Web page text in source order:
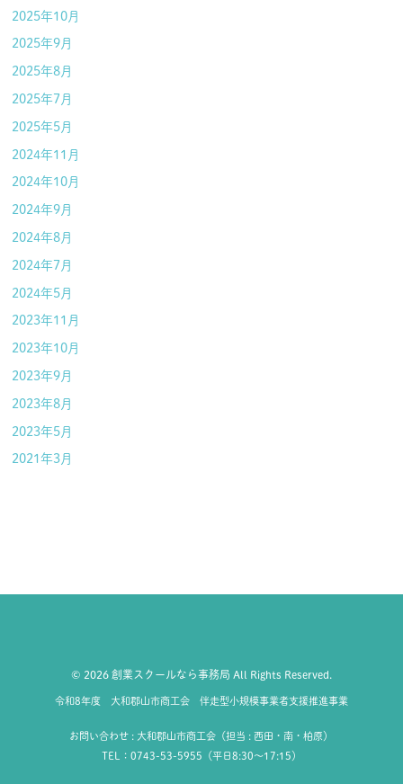
2025年10月
2025年9月
2025年8月
2025年7月
2025年5月
2024年11月
2024年10月
2024年9月
2024年8月
2024年7月
2024年5月
2023年11月
2023年10月
2023年9月
2023年8月
2023年5月
2021年3月
© 2026 創業スクールなら事務局 All Rights Reserved.
令和8年度 大和郡山市商工会 伴走型小規模事業者支援推進事業
お問い合わせ : 大和郡山市商工会（担当 : 西田・南・柏原）
TEL：0743-53-5955（平日8:30〜17:15）